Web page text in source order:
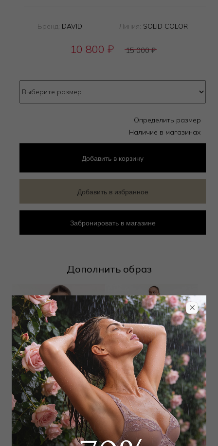
Дополнить образ
Накидка
12 000 ₽ 6 503₽
Платье
18 000₽ 11 250₽
Бренд: DAVID Линия: SOLID COLOR
10 800 ₽ 15 000₽
Определить размер
Наличие в магазинах
Добавить в корзину
Добавить в избранное
Забронировать в магазине